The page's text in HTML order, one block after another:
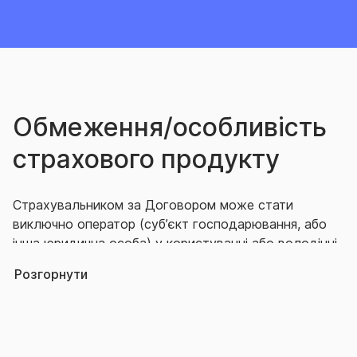
Обмеження/особливість
страхового продукту
Страхувальником за Договором може стати
виключно оператор (суб’єкт господарювання, або
інша юридична особа) у користуванні або володінні
Розгорнути